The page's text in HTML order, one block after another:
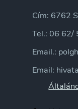
Cím: 6762
Tel.: 06 62/
Email.:
Email: